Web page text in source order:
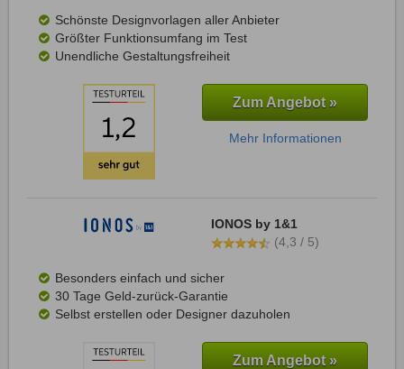
Schönste Designvorlagen aller Anbieter
Größter Funktionsumfang im Test
Unendliche Gestaltungsfreiheit
Zum Angebot »
Mehr Informationen
IONOS by 1&1
(4,3 / 5)
Besonders einfach und sicher
30 Tage Geld-zurück-Garantie
Selbst erstellen oder Designer dazuholen
Zum Angebot »